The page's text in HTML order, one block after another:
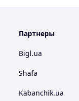
Партнеры
Bigl.ua
Shafa
Kabanchik.ua